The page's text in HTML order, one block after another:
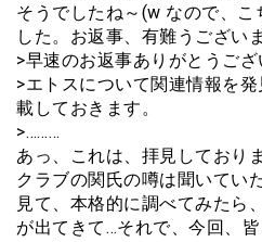
そうでしたね～(w なので、こ
した。お返事、有難うござい
>早速のお返事ありがとうござ
>エトスについて関連情報を
載しておきます。
>………
あっ、これは、拝見しており
クラブの関氏の噂は聞いてい
見て、本格的に調べてみたら
が出てきて…それで、今回、